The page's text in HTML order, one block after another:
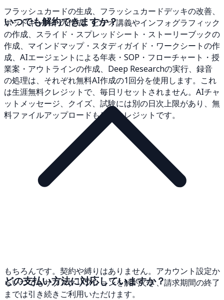
フラッシュカードの生成、フラッシュカードデッキの改善、
ポッドキャストの作成、ビデオ講義やインフォグラフィック
の作成、スライド・スプレッドシート・ストーリーブックの
作成、マインドマップ・スタディガイド・ワークシートの作
成、AIエージェントによる年表・SOP・フローチャート・授
業案・アウトラインの作成、Deep Researchの実行、録音
の処理は、それぞれ無料AI作成の1回分を使用します。これ
は生涯無料クレジットで、毎日リセットされません。AIチャ
ットメッセージ、クイズ、試験には別の日次上限があり、無
料ファイルアップロードも生涯クレジットです。
いつでも解約できますか？
もちろんです。契約や縛りはありません。アカウント設定か
らいつでもサブスクリプションを解約でき、請求期間の終了
までは引き続きご利用いただけます。
どの支払い方法に対応していますか？